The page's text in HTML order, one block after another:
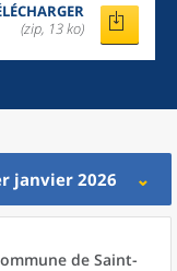
(zip, 13 ko)
janvier 2026
de Saint-